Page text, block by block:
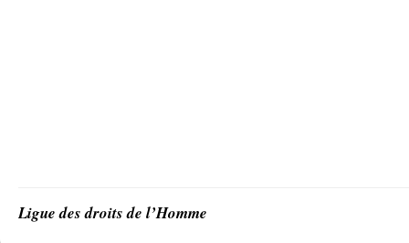
Ligue des droits de l’Homme